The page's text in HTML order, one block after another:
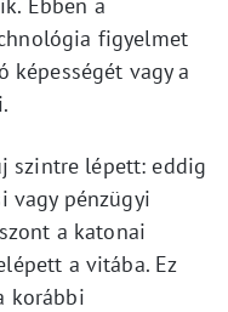
figyelmet
képességét vagy a
szintre lépett: eddig
vagy pénzügyi
a katonai
a vitába. Ez
korábbi